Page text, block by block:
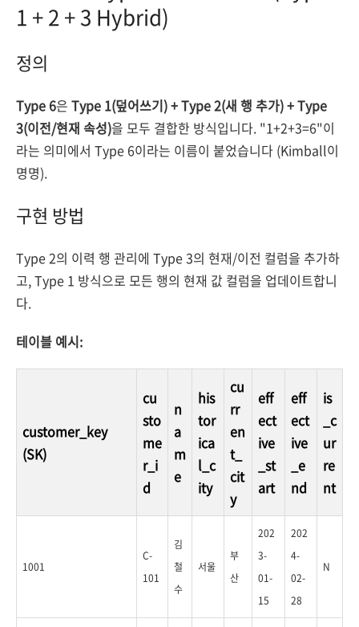
1 + 2 + 3 Hybrid)
정의
Type 6은 Type 1(덮어쓰기) + Type 2(새 행 추가) + Type
3(이전/현재 속성)을 모두 결합한 방식입니다. "1+2+3=6"이
라는 의미에서 Type 6이라는 이름이 붙었습니다 (Kimball이
명명).
구현 방법
Type 2의 이력 행 관리에 Type 3의 현재/이전 컬럼을 추가하
고, Type 1 방식으로 모든 행의 현재 값 컬럼을 업데이트합니
다.
테이블 예시:
customer_key
(SK)
cu
sto
me
r_i
d
n
a
m
e
his
tor
ica
l_c
ity
cu
rr
en
t_
cit
y
eff
ect
ive
_st
art
eff
ect
ive
_e
nd
is
_c
ur
re
nt
1001
C-
101
김
철
수
서울
부
산
202
3-
01-
15
202
4-
02-
28
N